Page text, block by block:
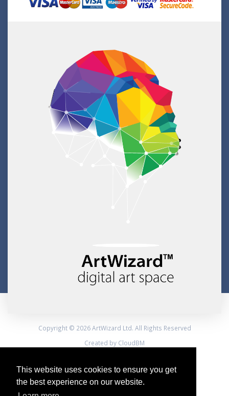
This website uses cookies to ensure you get
the best experience on our website.
Copyright © 2026 ArtWizard Ltd. All Rights Reserved
Created by CloudBM